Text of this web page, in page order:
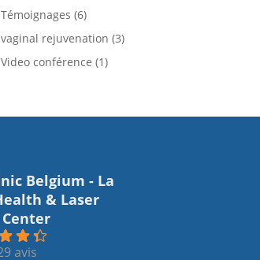
Témoignages (6)
vaginal rejuvenation (3)
Video conférence (1)
Belgium - La
& Laser
avis